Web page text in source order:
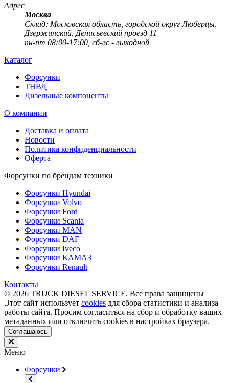
Адрес
Москва
Cклад: Московская область, городской округ Люберцы,
Дзержинский, Денисьевский проезд 11
пн-пт 08:00-17:00, сб-вс - выходной
Каталог
Форсунки
ТНВД
Дизельные компоненты
О компании
Доставка и оплата
Новости
Политика конфиденциальности
Оферта
Форсунки по брендам техники
Форсунки Hyundai
Форсунки Volvo
Форсунки Ford
Форсунки Scania
Форсунки MAN
Форсунки DAF
Форсунки Iveco
Форсунки КАМАЗ
Форсунки Renault
Контакты
© 2026 TRUCK DIESEL SERVICE. Все права защищены
Этот сайт использует cookies для сбора статистики и анализа
работы сайта. Просим согласиться на сбор и обработку ваших
метаданных или отключить cookies в настройках браузера.
Соглашаюсь
Меню
Форсунки